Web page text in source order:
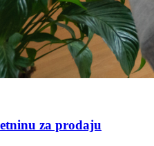
za prodaju